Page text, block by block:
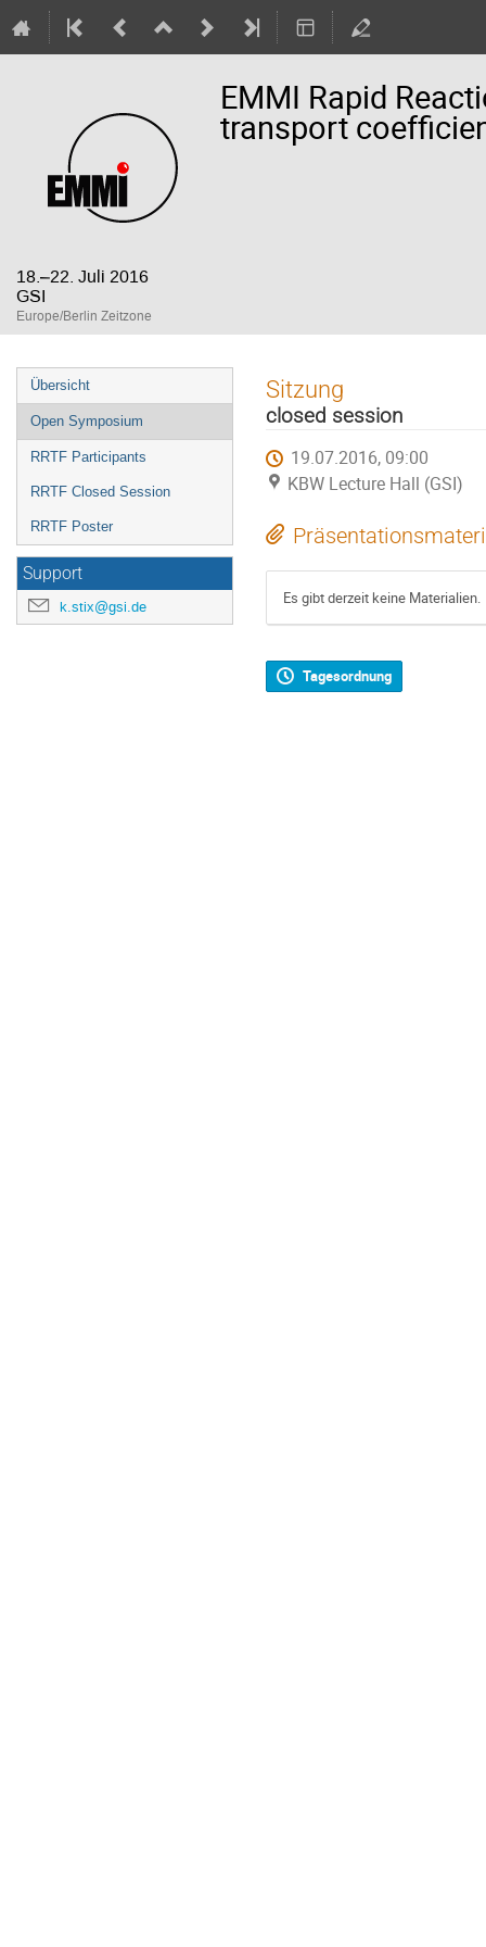
EMMI Rapid
transport
18.–22. Juli 2016
GSI
Europe/Berlin Zeitzone
Veranstaltungsmenü
Übersicht
Open Symposium
RRTF Participants
RRTF Closed Session
RRTF Poster
Support
k.stix@gsi.de
Sitzung
closed session
19.07.2016, 09:00
KBW Lecture Hall (GSI)
Es gibt derzeit keine Materialien.
Tagesordnung